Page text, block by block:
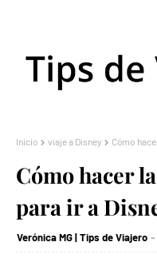
Inicio viaje a Disney Cómo
Cómo hacer
para ir a
Verónica MG | Tips de Viajero